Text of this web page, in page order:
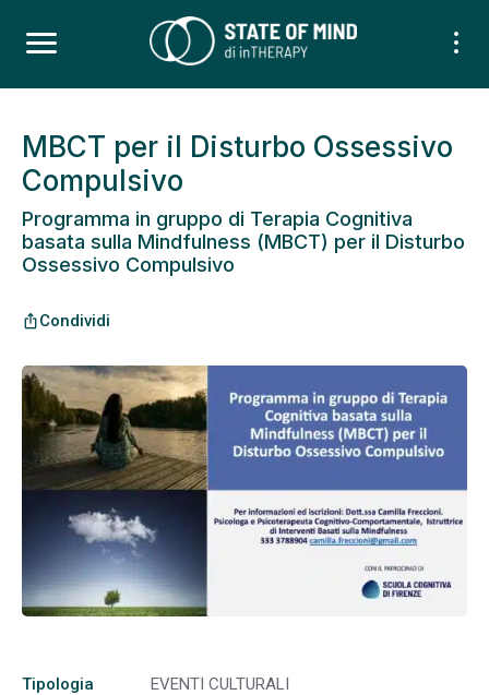
MBCT per il Disturbo Ossessivo
Compulsivo
Programma in gruppo di Terapia Cognitiva
basata sulla Mindfulness (MBCT) per il Disturbo
Ossessivo Compulsivo
ios_shareCondividi
Tipologia EVENTI CULTURALI